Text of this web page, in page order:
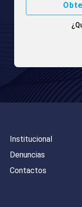
Institucional
Denuncias
Contactos